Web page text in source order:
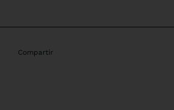
Compartir